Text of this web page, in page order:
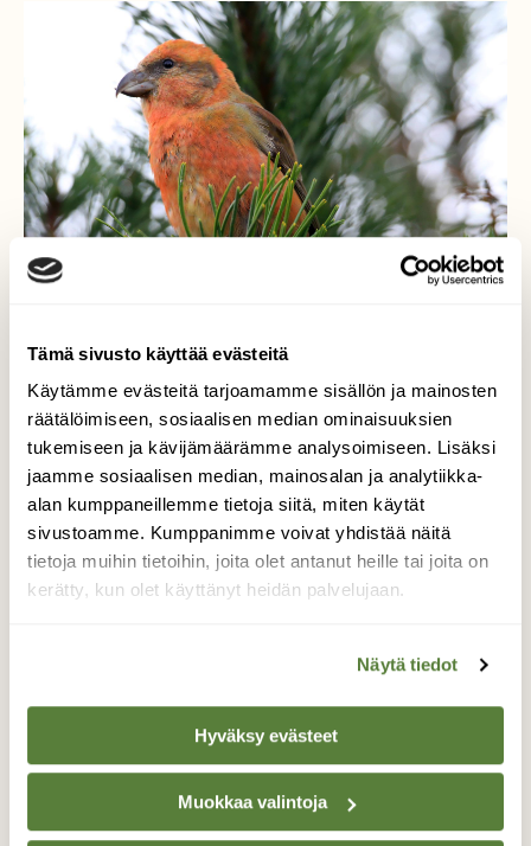
Tämä sivusto käyttää evästeitä
Käytämme evästeitä tarjoamamme sisällön ja mainosten
räätälöimiseen, sosiaalisen median ominaisuuksien
tukemiseen ja kävijämäärämme analysoimiseen. Lisäksi
jaamme sosiaalisen median, mainosalan ja analytiikka-
alan kumppaneillemme tietoja siitä, miten käytät
sivustoamme. Kumppanimme voivat yhdistää näitä
tietoja muihin tietoihin, joita olet antanut heille tai joita on
kerätty, kun olet käyttänyt heidän palvelujaan.
Näytä tiedot
Hyväksy evästeet
Muokkaa valintoja
Pikkukäpylintu (Loxia
curvirostra)
Pikkukäpylintu (Loxia curvirostra) jatkoi
tänään siitä, mihin se eilen jäi. Melkoista
kisaa oli Osku-oravan kanssa jäljellä olevista
vuorimännyn kävyistä.
Valokuvaaja: Sakari Sipilä, Merikarvia 29.10.2013
TAKAISIN LISTAAN